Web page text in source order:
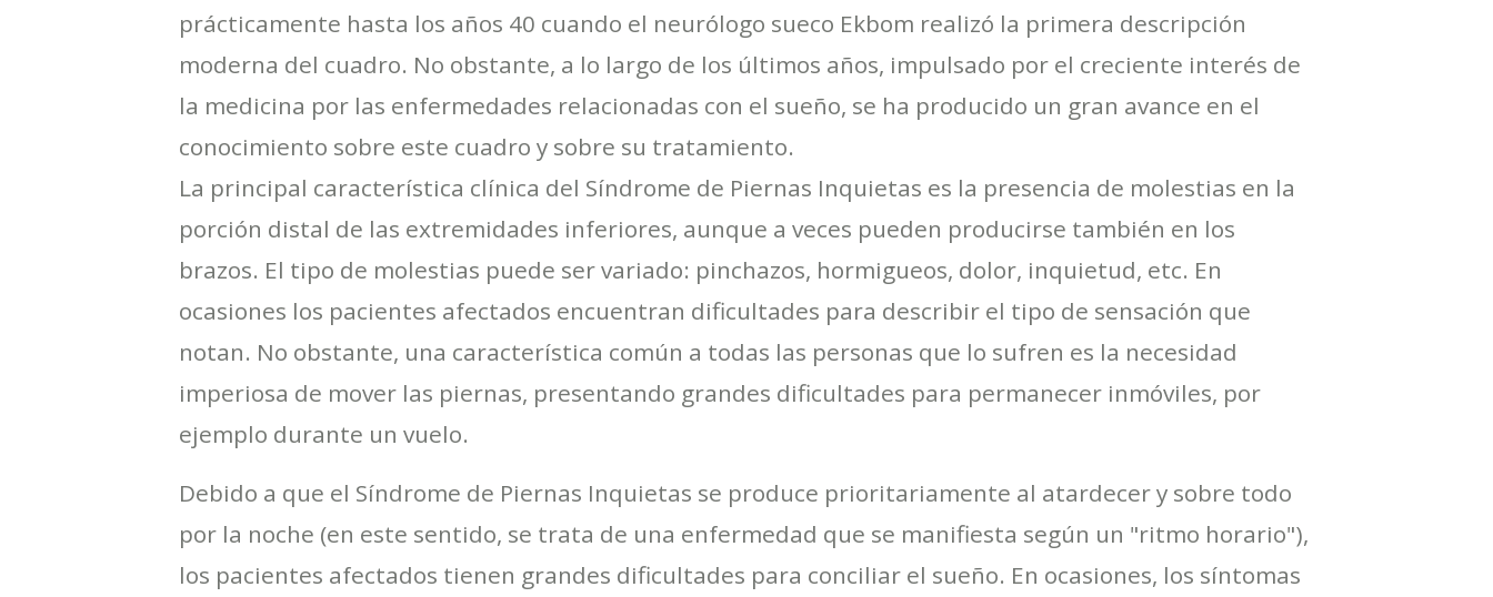
prácticamente hasta los años 40 cuando el neurólogo sueco Ekbom realizó la primera descripción
moderna del cuadro. No obstante, a lo largo de los últimos años, impulsado por el creciente interés de
la medicina por las enfermedades relacionadas con el sueño, se ha producido un gran avance en el
conocimiento sobre este cuadro y sobre su tratamiento.
La principal característica clínica del Síndrome de Piernas Inquietas es la presencia de molestias en la
porción distal de las extremidades inferiores, aunque a veces pueden producirse también en los
brazos. El tipo de molestias puede ser variado: pinchazos, hormigueos, dolor, inquietud, etc. En
ocasiones los pacientes afectados encuentran dificultades para describir el tipo de sensación que
notan. No obstante, una característica común a todas las personas que lo sufren es la necesidad
imperiosa de mover las piernas, presentando grandes dificultades para permanecer inmóviles, por
ejemplo durante un vuelo.
Debido a que el Síndrome de Piernas Inquietas se produce prioritariamente al atardecer y sobre todo
por la noche (en este sentido, se trata de una enfermedad que se manifiesta según un "ritmo horario"),
los pacientes afectados tienen grandes dificultades para conciliar el sueño. En ocasiones, los síntomas